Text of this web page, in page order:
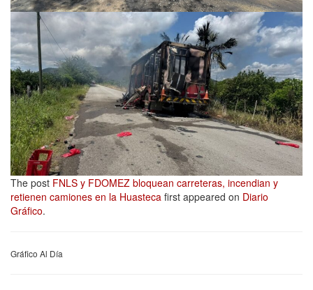
The post FNLS y FDOMEZ bloquean carreteras, incendian y
retienen camiones en la Huasteca first appeared on Diario
Gráfico.
Gráfico Al Día